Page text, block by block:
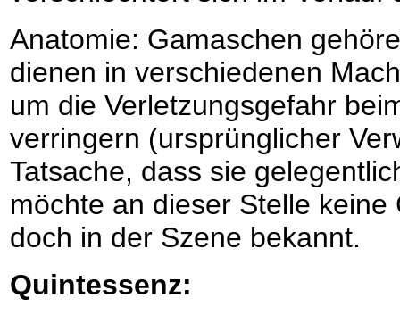
Anatomie: Gamaschen
dienen in verschiedenen
um die Verletzungsgefahr
verringern (ursprünglicher
Tatsache, dass sie
möchte an dieser Stelle
doch in der Szene bekannt.
Quintessenz: